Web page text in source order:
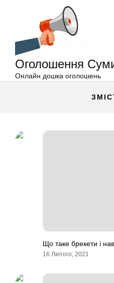
Оголошення
Онлайн дошка оголошень
Що таке брекети і
16 Лютого, 2021